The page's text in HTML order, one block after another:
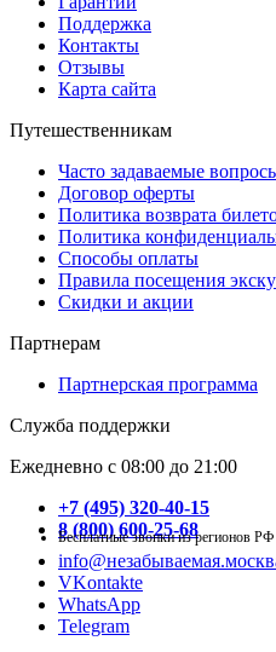
Поддержка
Контакты
Отзывы
Карта сайта
Путешественникам
Часто задаваемые
Договор оферты
Политика возврата
Политика
Способы оплаты
Правила посещения
Скидки и акции
Партнерам
Партнерская программа
Служба поддержки
Ежедневно с 08:00 до 21:00
+7 (495) 320-40-15
8 (800) 600-25-68
Бесплатные звонки из регионов РФ
VKontakte
WhatsApp
Telegram